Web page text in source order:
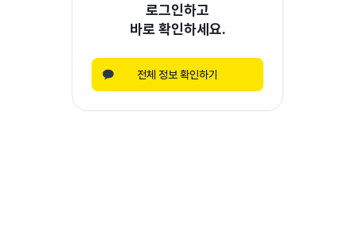
로그인하고
바로 확인하세요.
전체 정보 확인하기